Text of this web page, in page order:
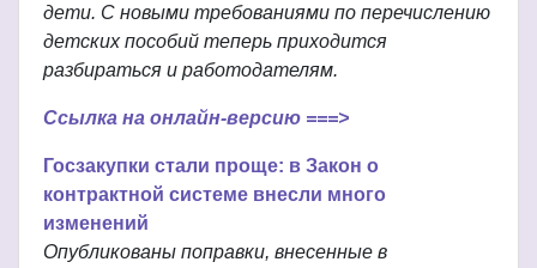
дети. С новыми требованиями по перечислению
детских пособий теперь приходится
разбираться и работодателям.
Ссылка на онлайн-версию ===>
Госзакупки стали проще: в Закон о
контрактной системе внесли много
изменений
Опубликованы поправки, внесенные в